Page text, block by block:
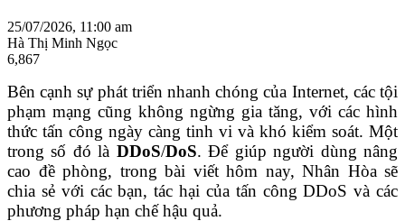
25/07/2026, 11:00 am
Hà Thị Minh Ngọc
6,867
Bên cạnh sự phát triển nhanh chóng của Internet, các tội
phạm mạng cũng không ngừng gia tăng, với các hình
thức tấn công ngày càng tinh vi và khó kiểm soát. Một
trong số đó là DDoS/DoS. Để giúp người dùng nâng
cao đề phòng, trong bài viết hôm nay, Nhân Hòa sẽ
chia sẻ với các bạn, tác hại của tấn công DDoS và các
phương pháp hạn chế hậu quả.